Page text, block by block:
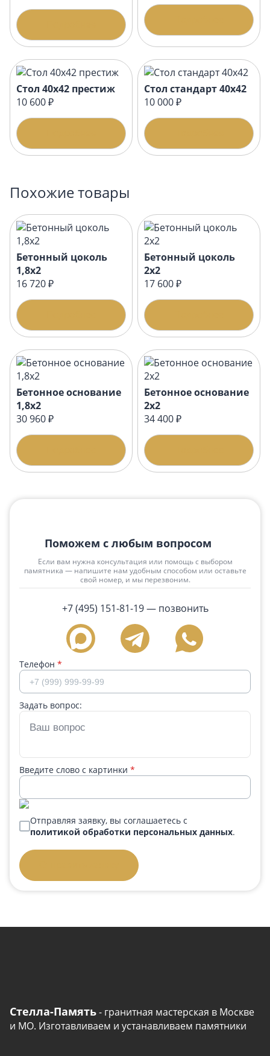
Стол 40х42 престиж
10 600 ₽
Стол стандарт 40х42
10 000 ₽
Похожие товары
Бетонный цоколь
1,8x2
16 720 ₽
Бетонный цоколь
2x2
17 600 ₽
Бетонное основание
1,8x2
30 960 ₽
Бетонное основание
2x2
34 400 ₽
Поможем с любым вопросом
Если вам нужна консультация или помощь с выбором
памятника — напишите нам удобным способом или оставьте
свой номер, и мы перезвоним.
+7 (495) 151-81-19— позвонить
Телефон *
Задать вопрос:
Введите слово с картинки *
Отправляя заявку, вы соглашаетесь с
политикой обработки персональных данных.
Стелла-Память- гранитная мастерская в Москве
и МО. Изготавливаем и устанавливаем памятники